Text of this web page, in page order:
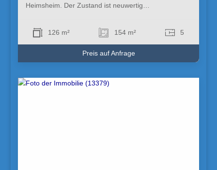
Heimsheim. Der Zustand ist neuwertig…
126 m² 154 m² 5
Preis auf Anfrage